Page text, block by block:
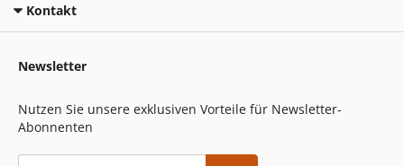
Kontakt
Newsletter
Nutzen Sie unsere exklusiven Vorteile für Newsletter-
Abonnenten